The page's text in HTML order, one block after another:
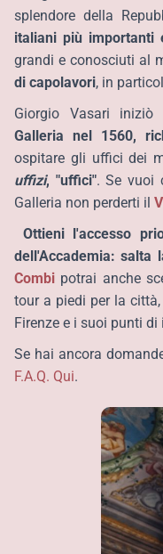
splendore della
italiani più importanti
grandi e conosciuti al
di capolavori, in
Giorgio Vasari
Galleria nel 1560,
ospitare gli uffici dei
uffizi, "uffici". Se vuoi
Galleria non perderti il
Ottieni l'accesso
dell'Accademia: salta
Combi potrai anche
tour a piedi per la
Firenze e i suoi punti di
Se hai ancora
F.A.Q. Qui.